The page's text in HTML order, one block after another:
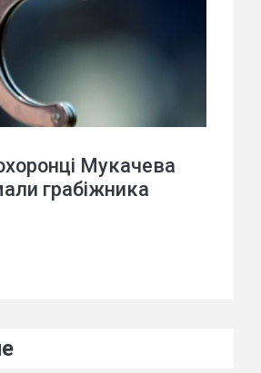
Мукачева
грабіжника